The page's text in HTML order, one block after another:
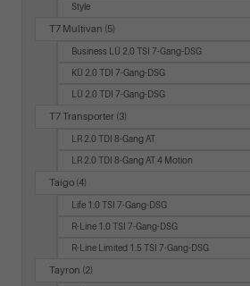
Style
T7 Multivan (5)
Business LÜ 2.0 TSI 7-Gang-DSG
KÜ 2.0 TDI 7-Gang-DSG
LÜ 2.0 TDI 7-Gang-DSG
T7 Transporter (3)
LR 2.0 TDI 8-Gang AT
LR 2.0 TDI 8-Gang AT 4 Motion
Taigo (4)
Life 1.0 TSI 7-Gang-DSG
R-Line 1.0 TSI 7-Gang-DSG
R-Line Limited 1.5 TSI 7-Gang-DSG
Tayron (2)